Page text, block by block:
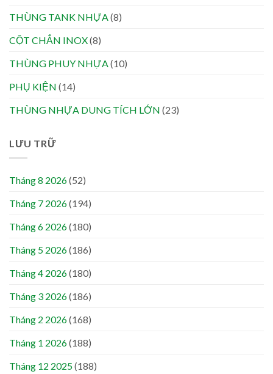
THÙNG TANK NHỰA (8)
CỘT CHẮN INOX(8)
THÙNG PHUY NHỰA (10)
PHỤ KIỆN (14)
THÙNG NHỰA DUNG TÍCH LỚN (23)
LƯU TRỮ
Tháng 8 2026(52)
Tháng 7 2026(194)
Tháng 6 2026(180)
Tháng 5 2026(186)
Tháng 4 2026(180)
Tháng 3 2026(186)
Tháng 2 2026(168)
Tháng 1 2026(188)
Tháng 12 2025(188)